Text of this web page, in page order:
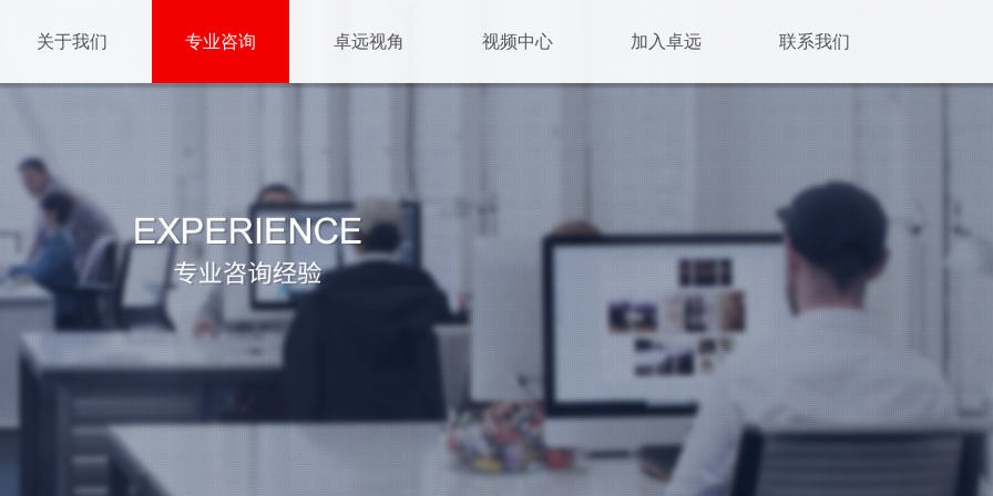
关于我们 专业咨询 卓远视角 视频中心 加入卓远 联系我们